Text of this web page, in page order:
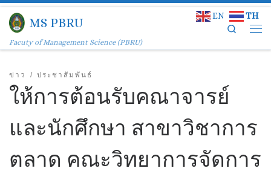
Skip to content
MS PBRU
Facuty of Management Science (PBRU)
Search
ข่าว ประชาสัมพันธ์
ให้การต้อนรับคณาจารย์
และนักศึกษา สาขาวิชาการ
ตลาด คณะวิทยาการจัดการ
EN TH